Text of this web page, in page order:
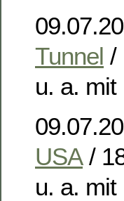
Tunnel /
u. a.
USA/
u. a.